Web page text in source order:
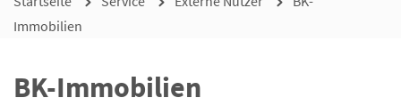
Immobilien
BK-Immobilien